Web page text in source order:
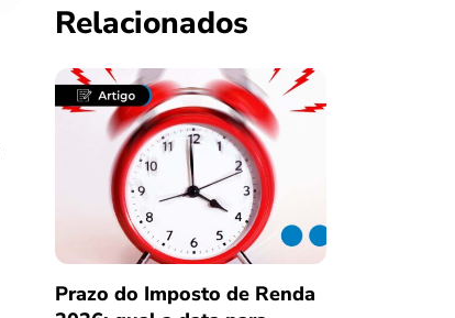
Relacionados
Prazo do Imposto de Renda